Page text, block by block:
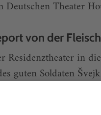
Theater
von der
in
guten Soldaten